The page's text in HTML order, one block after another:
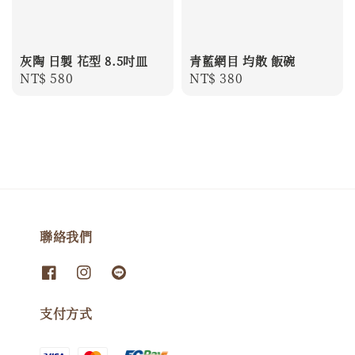
灰陶 日製 花型 8.5吋皿
Regular
NT$ 580
青藍網目 均散 飯碗
Regular
NT$ 380
聯絡我們
支付方式